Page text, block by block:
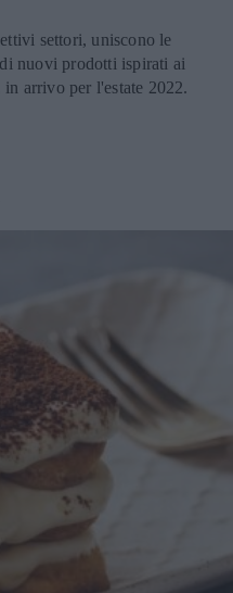
settori, uniscono le
nuovi prodotti ispirati ai
arrivo per l'estate 2022.